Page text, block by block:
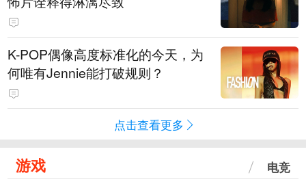
K-POP偶像高度标准化的今天，为
何唯有Jennie能打破规则？
点击查看更多
游戏 电竞